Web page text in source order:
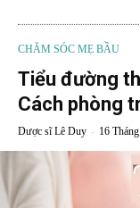
CHĂM SÓC MẸ BẦU
Tiểu đường
Cách phòng
Dược sĩ Lê Duy - 16